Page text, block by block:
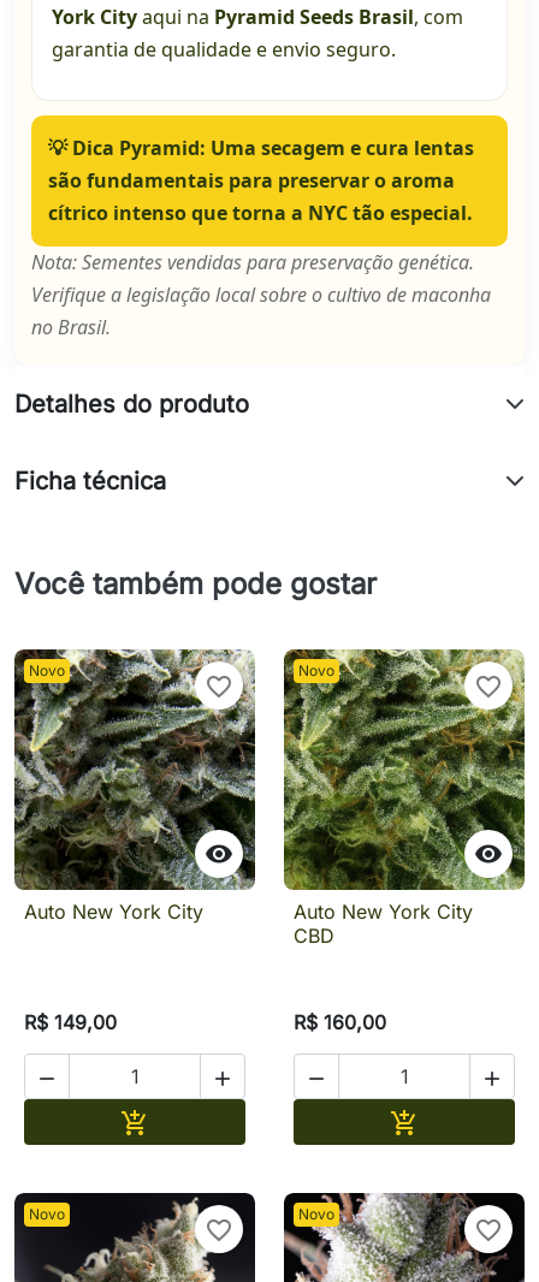
York Cityaqui na Pyramid Seeds Brasil, com
garantia de qualidade e envio seguro.
💡Dica Pyramid: Uma secagem e cura lentas
são fundamentais para preservar o aroma
cítrico intenso que torna a NYC tão especial.
Nota: Sementes vendidas para preservação genética.
Verifique a legislação local sobre o cultivo de maconha
no Brasil.
Detalhes do produto
Ficha técnica
Você também pode gostar
Novo

favorite_border
Auto New York City
R$ 149,00
 

Novo

favorite_border
Auto New York City
CBD
R$ 160,00
 

Novo
favorite_border
Novo
favorite_border